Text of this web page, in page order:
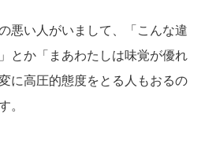
悪い人がいまして、「こんな違
とか「まあわたしは味覚が優れ
に高圧的態度をとる人もおるの
。